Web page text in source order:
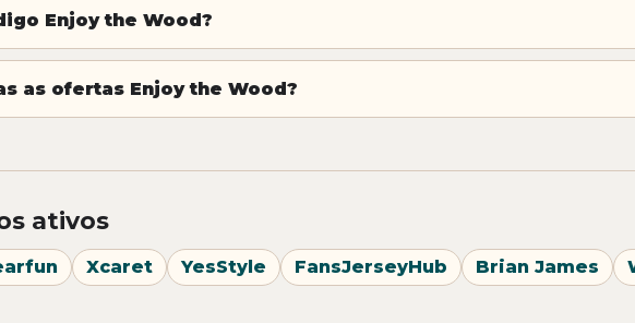
Enjoy the Wood?
as ofertas Enjoy the Wood?
ativos
Xcaret YesStyle FansJerseyHub Brian James